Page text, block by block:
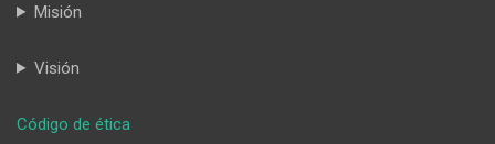
Misión
Visión
Código de ética